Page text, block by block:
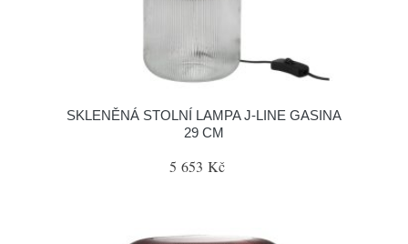
SKLENĚNÁ STOLNÍ LAMPA J-LINE GASINA
29 CM
5 653 Kč